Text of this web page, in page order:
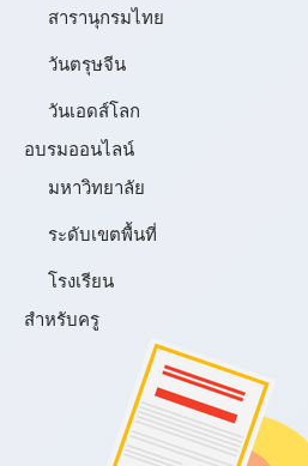
สารานุกรมไทย
วันตรุษจีน
วันเอดส์โลก
อบรมออนไลน์
มหาวิทยาลัย
ระดับเขตพื้นที่
โรงเรียน
สำหรับครู